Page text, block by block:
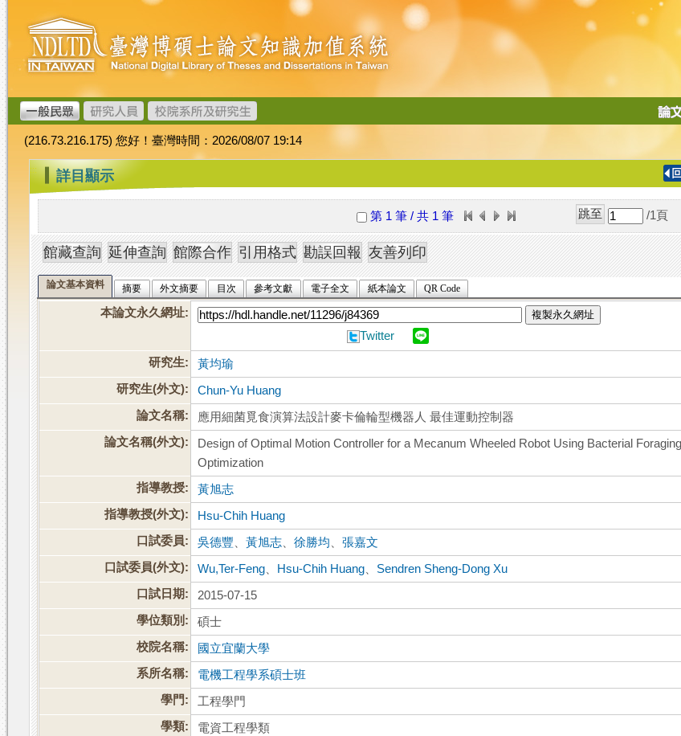
跳
到
主
要
內
容
臺
灣
博
碩
士
論
文
加
值
系
統
導
(216.73.216.175) 您好！臺灣時間：2026/08/07 19:14
::: 詳目顯示
第 1 筆 / 共 1 筆 /1 頁
論文基本資料 摘要 外文摘要 目次 參考文獻 電子全文 紙本論文 QR Code
本論文永久網址: 複製永久網址
Twitter
研究生:
黃均瑜
研究生(外文):
Chun-Yu Huang
論文名稱:
應用細菌覓食演算法設計麥卡倫輪型機器人 最佳運動控制器
論文名稱(外文):
Design of Optimal Motion Controller for a Mecanum Wheeled Robot Using Bacterial Foraging
Optimization
指導教授:
黃旭志
指導教授(外文):
Hsu-Chih Huang
口試委員:
吳德豐 、黃旭志 、徐勝均 、張嘉文
口試委員(外文):
Wu,Ter-Feng Hsu-Chih Huang
Sendren Sheng-Dong Xu
口試日期:
2015-07-15
學位類別:
碩士
校院名稱:
國立宜蘭大學
系所名稱:
電機工程學系碩士班
學門:
工程學門
學類:
電資工程學類